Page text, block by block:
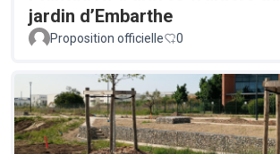
jardin d’Embarthe
Proposition officielle 0